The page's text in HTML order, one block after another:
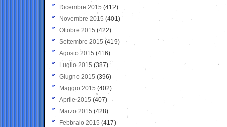
Dicembre 2015 (412)
Novembre 2015 (401)
Ottobre 2015 (422)
Settembre 2015 (419)
Agosto 2015 (416)
Luglio 2015 (387)
Giugno 2015 (396)
Maggio 2015 (402)
Aprile 2015 (407)
Marzo 2015 (428)
Febbraio 2015 (417)